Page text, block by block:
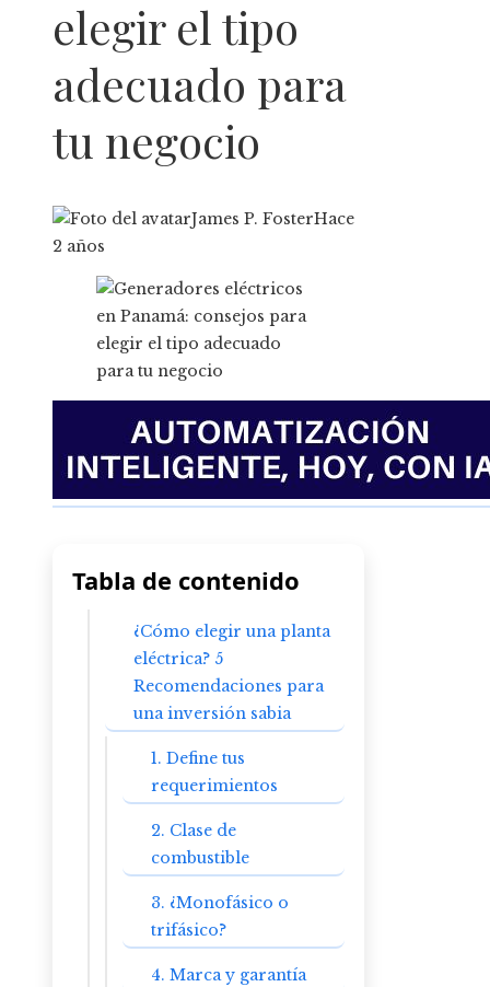
elegir el tipo
adecuado para
tu negocio
James P. FosterHace
2 años
Tabla de contenido
¿Cómo elegir una planta
eléctrica? 5
Recomendaciones para
una inversión sabia
1. Define tus
requerimientos
2. Clase de
combustible
3. ¿Monofásico o
trifásico?
4. Marca y garantía